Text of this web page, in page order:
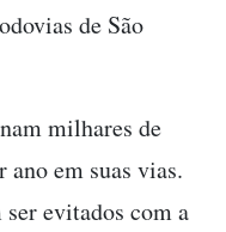
de São
milhares de
em suas vias.
evitados com a